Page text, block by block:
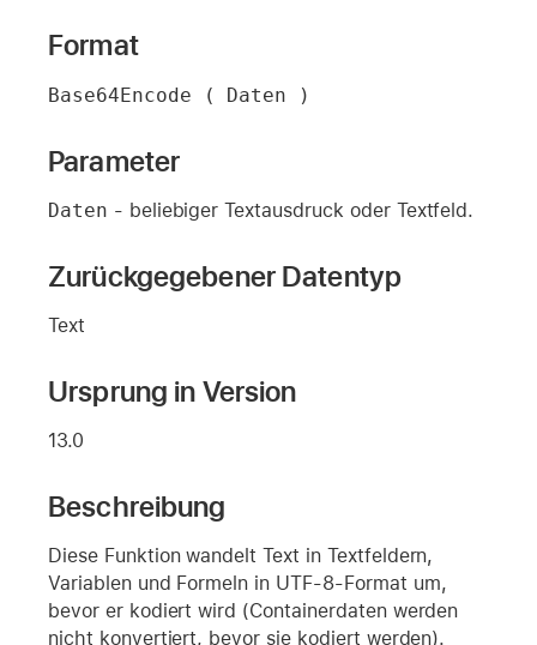
Format
Base64Encode ( Daten )
Parameter
Daten - beliebiger Textausdruck oder Textfeld.
Zurückgegebener Datentyp
Text
Ursprung in Version
13.0
Beschreibung
Diese Funktion wandelt Text in Textfeldern,
Variablen und Formeln in UTF-8-Format um,
bevor er kodiert wird (Containerdaten werden
nicht konvertiert, bevor sie kodiert werden).